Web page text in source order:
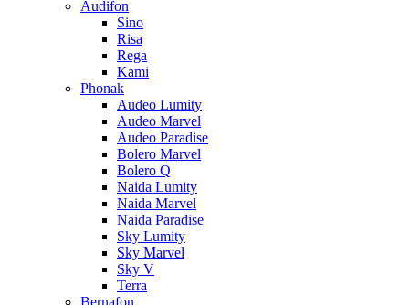
Audifon
Sino
Risa
Rega
Kami
Phonak
Audeo Lumity
Audeo Marvel
Audeo Paradise
Bolero Marvel
Bolero Q
Naida Lumity
Naida Marvel
Naida Paradise
Sky Lumity
Sky Marvel
Sky V
Terra
Bernafon